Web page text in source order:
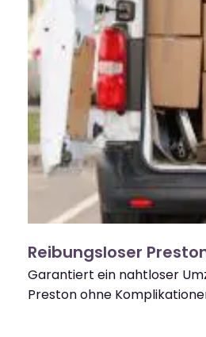
Reibungsloser
Garantiert ein nahtloser
Preston ohne